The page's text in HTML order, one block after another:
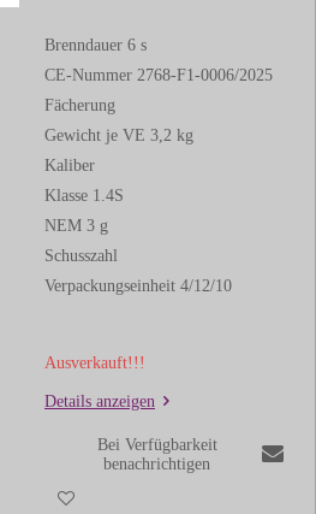
Brenndauer 6 s
CE-Nummer 2768-F1-0006/2025
Fächerung
Gewicht je VE 3,2 kg
Kaliber
Klasse 1.4S
NEM 3 g
Schusszahl
Verpackungseinheit 4/12/10
Ausverkauft!!!
Details anzeigen
Bei Verfügbarkeit
benachrichtigen